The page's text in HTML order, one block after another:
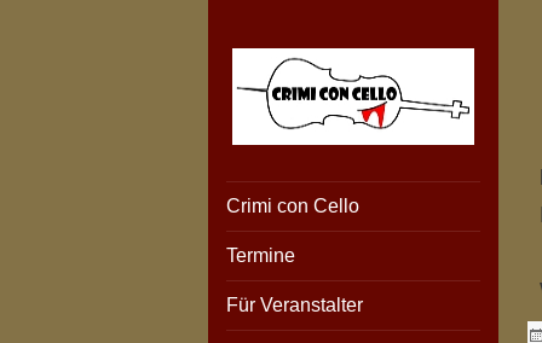
Crimi con Cello
eine kriminell-musikalische
Revue
Crimi con Cello
Termine
Für Veranstalter